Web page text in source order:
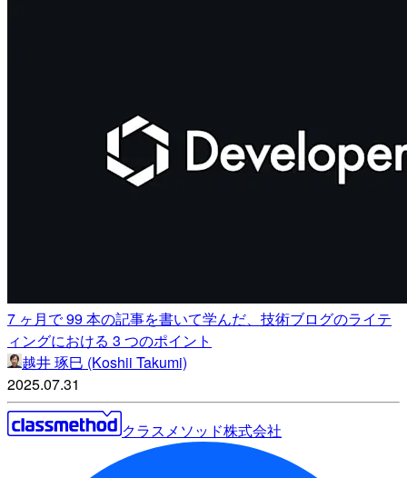
7 ヶ月で 99 本の記事を書いて学んだ、技術ブログのライテ
ィングにおける 3 つのポイント
越井 琢巳 (Koshii Takumi)
2025.07.31
クラスメソッド株式会社